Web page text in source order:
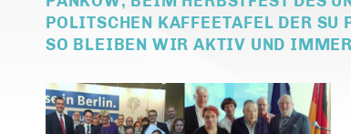
POLITSCHEN KAFFEETAFEL DER SU
SO BLEIBEN WIR AKTIV UND